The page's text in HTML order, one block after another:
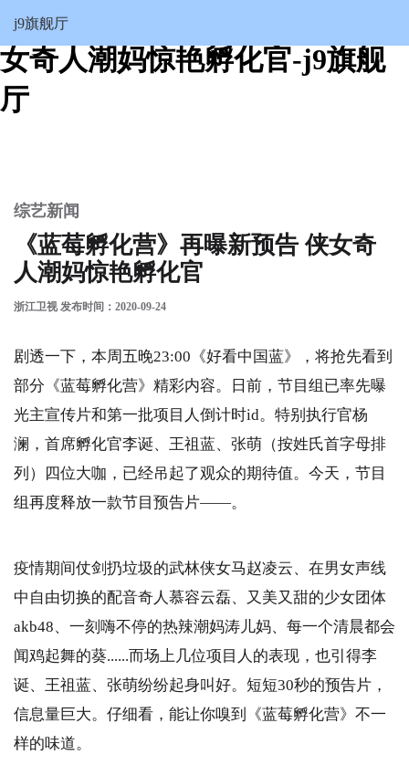
《蓝莓孵化营》再曝新预告 侠
女奇人潮妈惊艳孵化官-j9旗舰
厅
j9旗舰厅
综艺新闻
《蓝莓孵化营》再曝新预告 侠女奇
人潮妈惊艳孵化官
浙江卫视 发布时间：2020-09-24
剧透一下，本周五晚23:00《好看中国蓝》，将抢先看到
部分《蓝莓孵化营》精彩内容。日前，节目组已率先曝
光主宣传片和第一批项目人倒计时id。特别执行官杨
澜，首席孵化官李诞、王祖蓝、张萌（按姓氏首字母排
列）四位大咖，已经吊起了观众的期待值。今天，节目
组再度释放一款节目预告片——。
疫情期间仗剑扔垃圾的武林侠女马赵凌云、在男女声线
中自由切换的配音奇人慕容云磊、又美又甜的少女团体
akb48、一刻嗨不停的热辣潮妈涛儿妈、每一个清晨都会
闻鸡起舞的葵......而场上几位项目人的表现，也引得李
诞、王祖蓝、张萌纷纷起身叫好。短短30秒的预告片，
信息量巨大。仔细看，能让你嗅到《蓝莓孵化营》不一
样的味道。